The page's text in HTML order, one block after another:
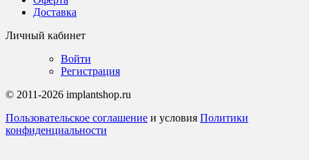
Доставка
Личный кабинет
Войти
Регистрация
© 2011-2026 implantshop.ru
Пользовательское соглашение и условия Политики
конфиденциальности